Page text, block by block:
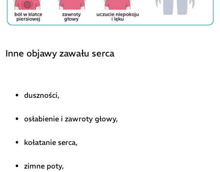
Inne objawy zawału serca
duszności,
osłabienie i zawroty głowy,
kołatanie serca,
zimne poty,